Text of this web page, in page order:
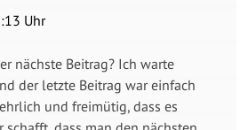
Uhr
nächste Beitrag? Ich warte
der letzte Beitrag war einfach
und freimütig, dass es